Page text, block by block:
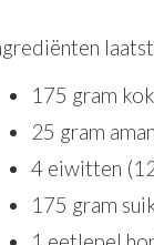
175 gram
25 gram
4 eiwitten
175 gram